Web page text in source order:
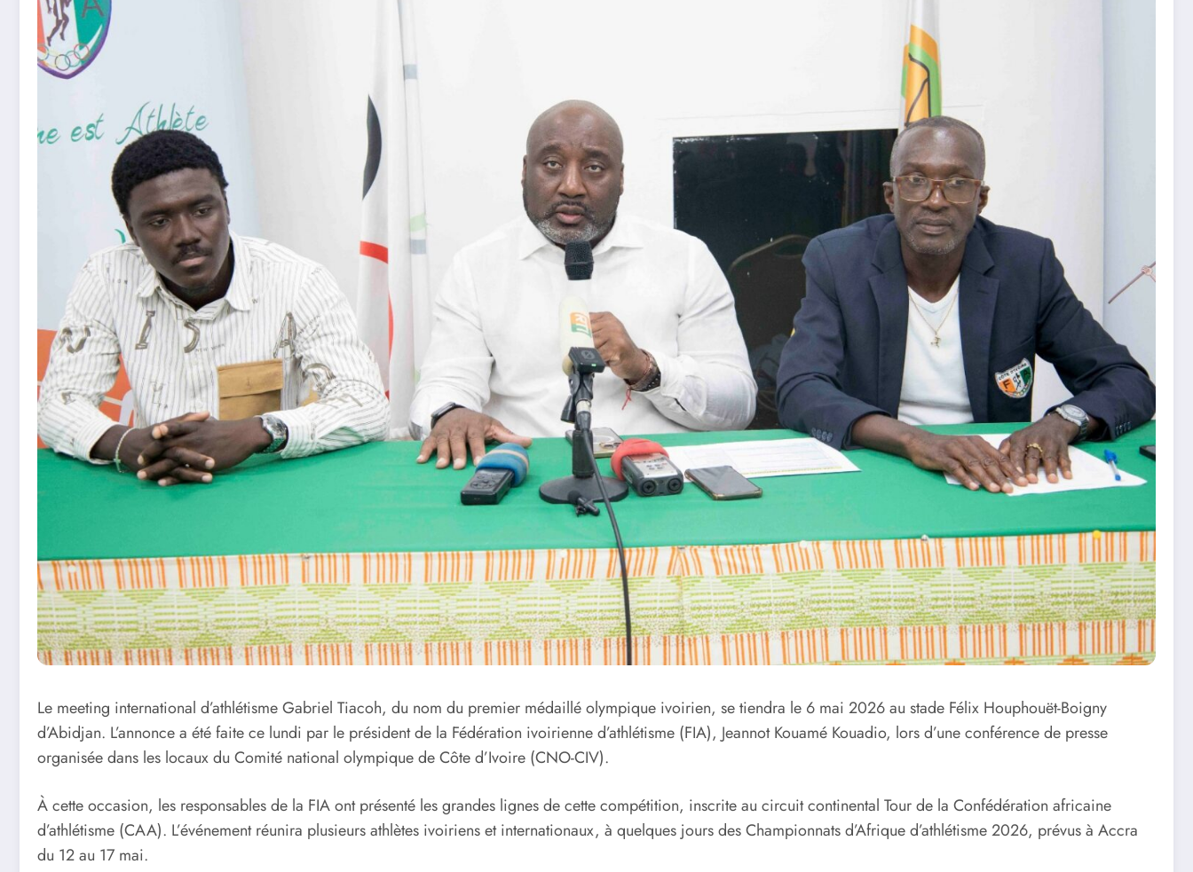
Le meeting international d’athlétisme Gabriel Tiacoh, du nom du premier médaillé olympique ivoirien, se tiendra le 6 mai 2026 au stade Félix Houphouët-Boigny
d’Abidjan. L’annonce a été faite ce lundi par le président de la Fédération ivoirienne d’athlétisme (FIA), Jeannot Kouamé Kouadio, lors d’une conférence de presse
organisée dans les locaux du Comité national olympique de Côte d’Ivoire (CNO-CIV).
À cette occasion, les responsables de la FIA ont présenté les grandes lignes de cette compétition, inscrite au circuit continental Tour de la Confédération africaine
d’athlétisme (CAA). L’événement réunira plusieurs athlètes ivoiriens et internationaux, à quelques jours des Championnats d’Afrique d’athlétisme 2026, prévus à Accra
du 12 au 17 mai.